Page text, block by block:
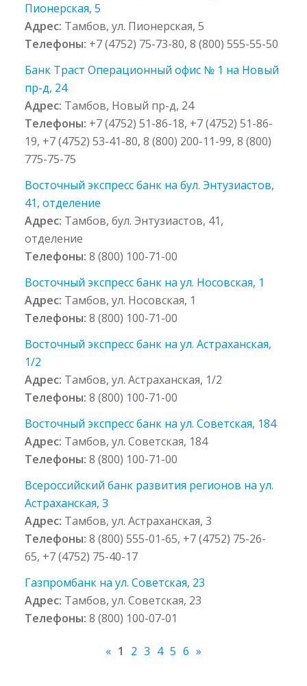
Пионерская, 5
Адрес: Тамбов, ул. Пионерская, 5
Телефоны: +7 (4752) 75-73-80, 8 (800) 555-55-50
Банк Траст Операционный офис № 1 на Новый
пр-д, 24
Адрес: Тамбов, Новый пр-д, 24
Телефоны: +7 (4752) 51-86-18, +7 (4752) 51-86-
19, +7 (4752) 53-41-80, 8 (800) 200-11-99, 8 (800)
775-75-75
Восточный экспресс банк на бул. Энтузиастов,
41, отделение
Адрес: Тамбов, бул. Энтузиастов, 41,
отделение
Телефоны:8 (800) 100-71-00
Восточный экспресс банк на ул. Носовская, 1
Адрес: Тамбов, ул. Носовская, 1
Телефоны:8 (800) 100-71-00
Восточный экспресс банк на ул. Астраханская,
1/2
Адрес: Тамбов, ул. Астраханская, 1/2
Телефоны:8 (800) 100-71-00
Восточный экспресс банк на ул. Советская, 184
Адрес: Тамбов, ул. Советская, 184
Телефоны:8 (800) 100-71-00
Всероссийский банк развития регионов на ул.
Астраханская, 3
Адрес: Тамбов, ул. Астраханская, 3
Телефоны:8 (800) 555-01-65, +7 (4752) 75-26-
65, +7 (4752) 75-40-17
Газпромбанк на ул. Советская, 23
Адрес: Тамбов, ул. Советская, 23
Телефоны:8 (800) 100-07-01
« 1 2 3 4 5 6 »